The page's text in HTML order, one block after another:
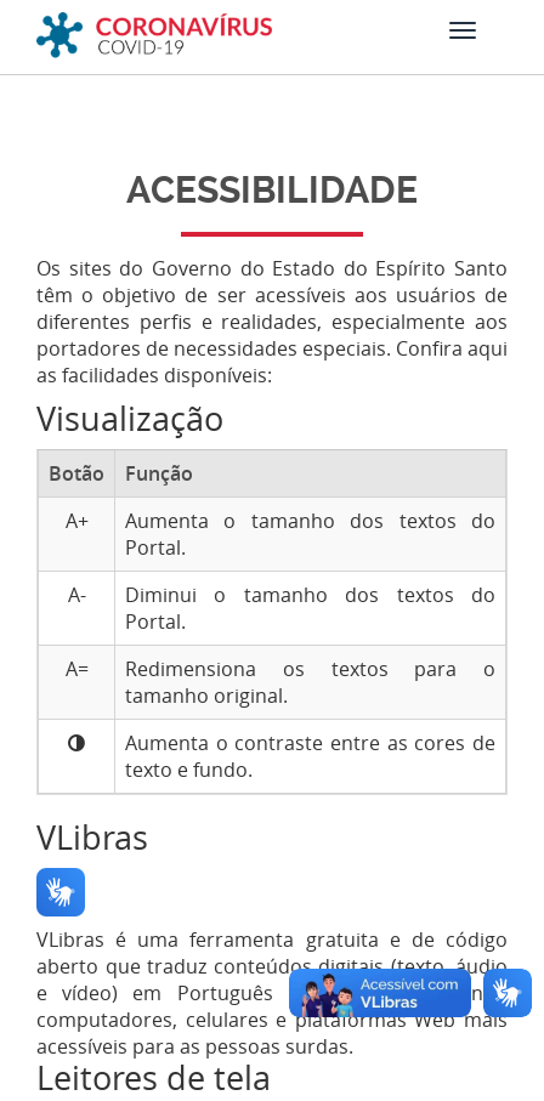
ACESSIBILIDADE
Os sites do Governo do Estado do Espírito Santo
têm o objetivo de ser acessíveis aos usuários de
diferentes perfis e realidades, especialmente aos
portadores de necessidades especiais. Confira aqui
as facilidades disponíveis:
Visualização
Botão
Função
A+
Aumenta o tamanho dos textos do
Portal.
A-
Diminui o tamanho dos textos do
Portal.
A=
Redimensiona os textos para o
tamanho original.
Aumenta o contraste entre as cores de
texto e fundo.
VLibras
VLibras é uma ferramenta gratuita e de código
aberto que traduz conteúdos digitais (texto, áudio
e vídeo) em Português para Libras, tornando
computadores, celulares e plataformas Web mais
acessíveis para as pessoas surdas.
Leitores de tela